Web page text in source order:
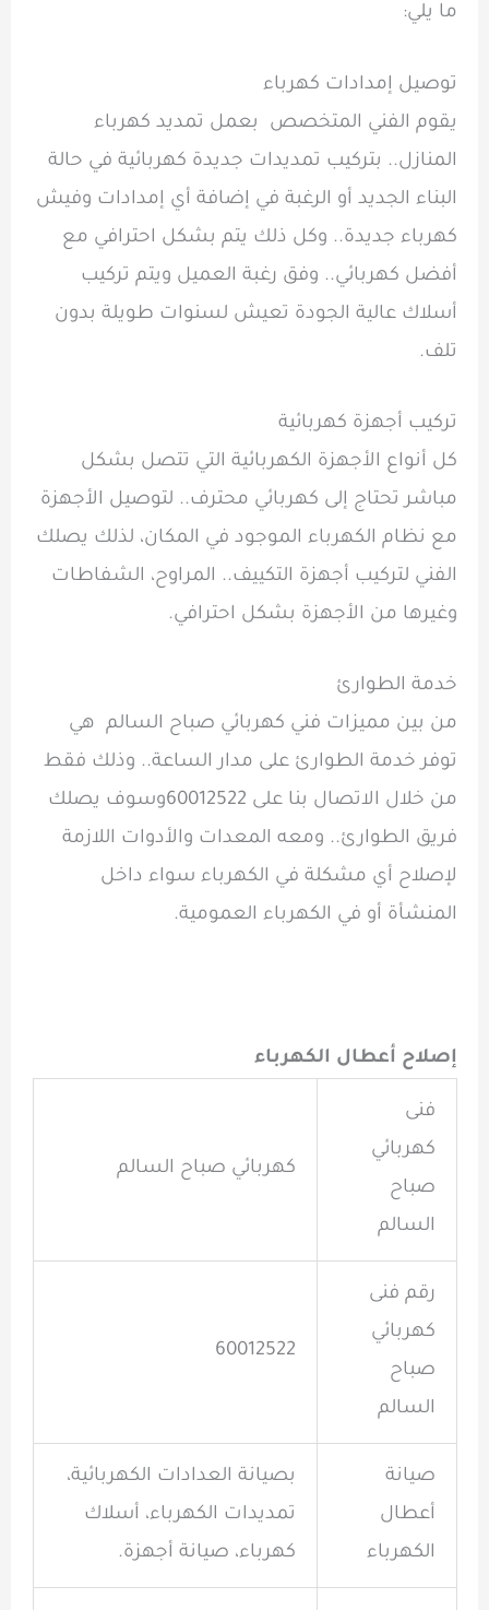
ما يلي:
توصيل إمدادات كهرباء
يقوم الفني المتخصص بعمل تمديد كهرباء
المنازل.. بتركيب تمديدات جديدة كهربائية في حالة
البناء الجديد أو الرغبة في إضافة أي إمدادات وفيش
كهرباء جديدة.. وكل ذلك يتم بشكل احترافي مع
أفضل كهربائي.. وفق رغبة العميل ويتم تركيب
أسلاك عالية الجودة تعيش لسنوات طويلة بدون
تلف.
تركيب أجهزة كهربائية
كل أنواع الأجهزة الكهربائية التي تتصل بشكل
مباشر تحتاج إلى كهربائي محترف.. لتوصيل الأجهزة
مع نظام الكهرباء الموجود في المكان، لذلك يصلك
الفني لتركيب أجهزة التكييف.. المراوح، الشفاطات
وغيرها من الأجهزة بشكل احترافي.
خدمة الطوارئ
من بين مميزات فني كهربائي صباح السالم هي
توفر خدمة الطوارئ على مدار الساعة.. وذلك فقط
من خلال الاتصال بنا على 60012522
وسوف يصلك
فريق الطوارئ.. ومعه المعدات والأدوات اللازمة
لإصلاح أي مشكلة في الكهرباء سواء داخل
المنشأة أو في الكهرباء العمومية.
إصلاح أعطال الكهرباء
فنى
كهربائي
صباح
السالم
كهربائي صباح السالم
رقم فنى
كهربائي
صباح
السالم
60012522
صيانة
أعطال
الكهرباء
بصيانة العدادات الكهربائية،
تمديدات الكهرباء، أسلاك
كهرباء، صيانة أجهزة.